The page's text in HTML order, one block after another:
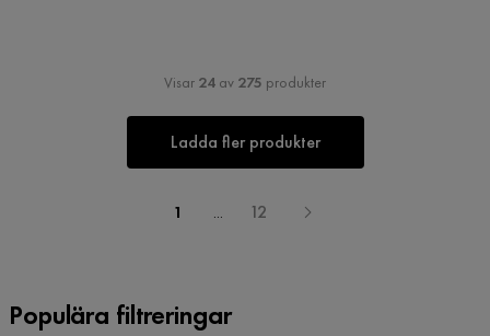
Visar 24 av 275 produkter
Ladda fler produkter
1 ... 12
Populära filtreringar